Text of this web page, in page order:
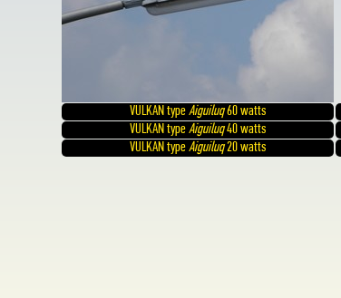
VULKAN typeAiguiluq60 watts
VULKAN typeAiguiluq40 watts
VULKAN typeAiguiluq20 watts